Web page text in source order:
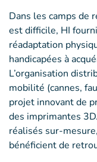
Dans les camps de
est difficile, HI
réadaptation
handicapées à
L’organisation
mobilité (cannes,
projet innovant de
des imprimantes
réalisés sur-
bénéficient de